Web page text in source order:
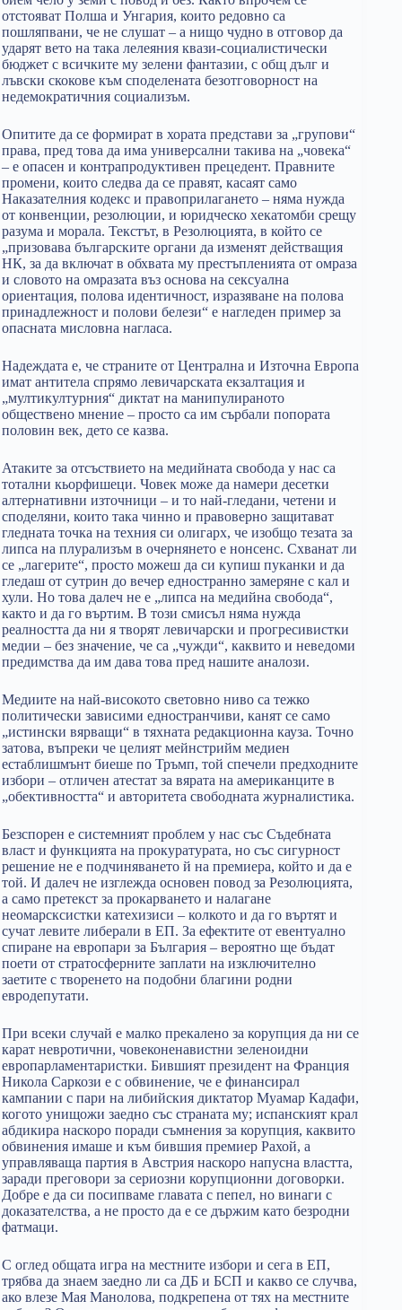
отстояват Полша и Унгария, които редовно са
пошляпвани, че не слушат – а нищо чудно в отговор да
ударят вето на така лелеяния квази-социалистически
бюджет с всичките му зелени фантазии, с общ дълг и
лъвски скокове към споделената безотговорност на
недемократичния социализъм.
Опитите да се формират в хората представи за „групови“
права, пред това да има универсални такива на „човека“
– е опасен и контрапродуктивен прецедент. Правните
промени, които следва да се правят, касаят само
Наказателния кодекс и правоприлагането – няма нужда
от конвенции, резолюции, и юридческо хекатомби срещу
разума и морала. Текстът, в Резолюцията, в който се
„призовава българските органи да изменят действащия
НК, за да включат в обхвата му престъпленията от омраза
и словото на омразата въз основа на сексуална
ориентация, полова идентичност, изразяване на полова
принадлежност и полови белези“ е нагледен пример за
опасната мисловна нагласа.
Надеждата е, че страните от Централна и Източна Европа
имат антитела спрямо левичарската екзалтация и
„мултикултурния“ диктат на манипулираното
обществено мнение – просто са им сърбали попората
половин век, дето се казва.
Атаките за отсъствието на медийната свобода у нас са
тотални кьорфишеци. Човек може да намери десетки
алтернативни източници – и то най-гледани, четени и
споделяни, които така чинно и правоверно защитават
гледната точка на техния си олигарх, че изобщо тезата за
липса на плурализъм в очернянето е нонсенс. Схванат ли
се „лагерите“, просто можеш да си купиш пуканки и да
гледаш от сутрин до вечер едностранно замеряне с кал и
хули. Но това далеч не е „липса на медийна свобода“,
както и да го въртим. В този смисъл няма нужда
реалността да ни я творят левичарски и прогресивистки
медии – без значение, че са „чужди“, каквито и неведоми
предимства да им дава това пред нашите аналози.
Медиите на най-високото световно ниво са тежко
политически зависими едностранчиви, канят се само
„истински вярващи“ в тяхната редакционна кауза. Точно
затова, въпреки че целият мейнстрийм медиен
естаблишмънт биеше по Тръмп, той спечели предходните
избори – отличен атестат за вярата на американците в
„обективността“ и авторитета свободната журналистика.
Безспорен е системният проблем у нас със Съдебната
власт и функцията на прокуратурата, но със сигурност
решение не е подчиняването й на премиера, който и да е
той. И далеч не изглежда основен повод за Резолюцията,
а само претекст за прокарването и налагане
неомарсксистки катехизиси – колкото и да го въртят и
сучат левите либерали в ЕП. За ефектите от евентуално
спиране на европари за България – вероятно ще бъдат
поети от стратосферните заплати на изключително
заетите с творенето на подобни благини родни
евродепутати.
При всеки случай е малко прекалено за корупция да ни се
карат невротични, човеконенавистни зеленоидни
европарламентаристки. Бившият президент на Франция
Никола Саркози е с обвинение, че е финансирал
кампании с пари на либийския диктатор Муамар Кадафи,
когото унищожи заедно със страната му; испанският крал
абдикира наскоро поради съмнения за корупция, каквито
обвинения имаше и към бившия премиер Рахой, а
управляваща партия в Австрия наскоро напусна властта,
заради преговори за сериозни корупционни договорки.
Добре е да си посипваме главата с пепел, но винаги с
доказателства, а не просто да е се държим като безродни
фатмаци.
С оглед общата игра на местните избори и сега в ЕП,
трябва да знаем заедно ли са ДБ и БСП и какво се случва,
ако влезе Мая Манолова, подкрепена от тях на местните